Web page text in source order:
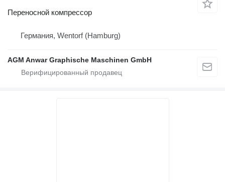
Переносной компрессор
Германия, Wentorf (Hamburg)
AGM Anwar Graphische Maschinen GmbH